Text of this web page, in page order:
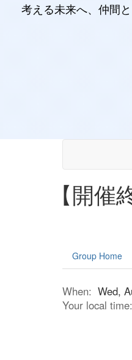
考える未来へ、仲間
【開
Group Home
When: Wed,
Your local time: